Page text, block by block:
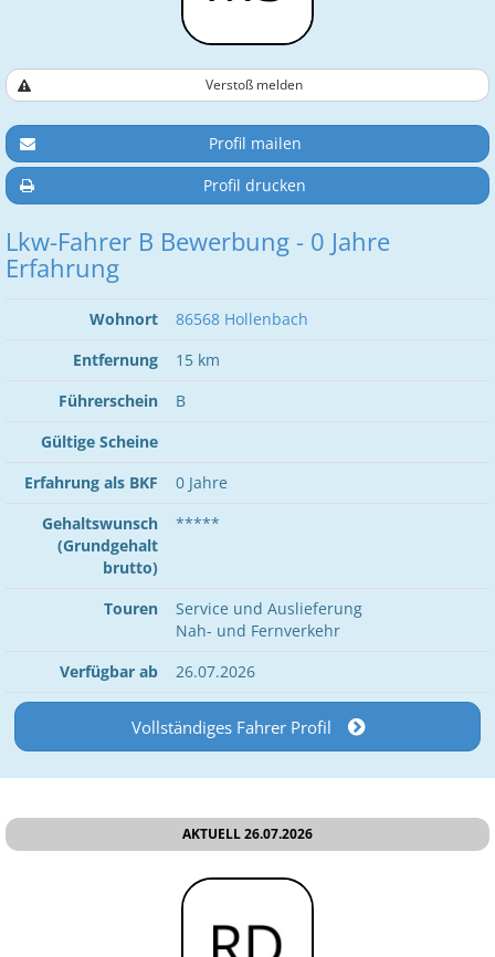
Verstoß melden
Profil mailen
Profil drucken
Lkw-Fahrer B Bewerbung - 0 Jahre
Erfahrung
Wohnort
86568 Hollenbach
Entfernung
15 km
Führerschein
B
Gültige Scheine
Erfahrung als BKF
0 Jahre
Gehaltswunsch
(Grundgehalt
brutto)
*****
Touren
Service und Auslieferung
Nah- und Fernverkehr
Verfügbar ab
26.07.2026
Vollständiges Fahrer Profil
AKTUELL 26.07.2026